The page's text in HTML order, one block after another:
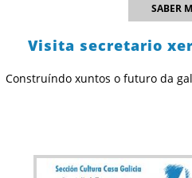
SABER
Visita secretario
Construíndo xuntos o futuro da